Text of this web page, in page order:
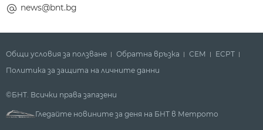
news@bnt.bg
Общи условия за ползване Обратна връзка СЕМ
ECPT
Политика за защита на личните данни
©БНТ. Всички права запазени
Гледайте новините за деня на БНТ в Метрото